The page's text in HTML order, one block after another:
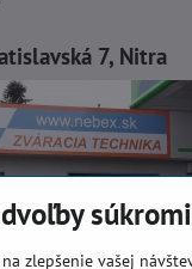
7, Nitra
zlepšenie vašej